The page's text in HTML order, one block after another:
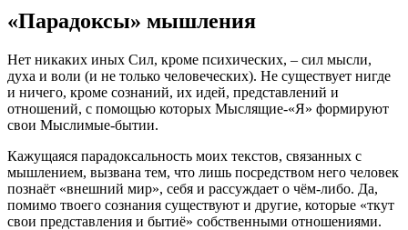
«Парадоксы» мышления
Нет никаких иных Сил, кроме психических, – сил мысли,
духа и воли (и не только человеческих). Не существует нигде
и ничего, кроме сознаний, их идей, представлений и
отношений, с помощью которых Мыслящие-«Я» формируют
свои Мыслимые-бытии.
Кажущаяся парадоксальность моих текстов, связанных с
мышлением, вызвана тем, что лишь посредством него человек
познаёт «внешний мир», себя и рассуждает о чём-либо. Да,
помимо твоего сознания существуют и другие, которые «ткут
свои представления и бытиё» собственными отношениями.